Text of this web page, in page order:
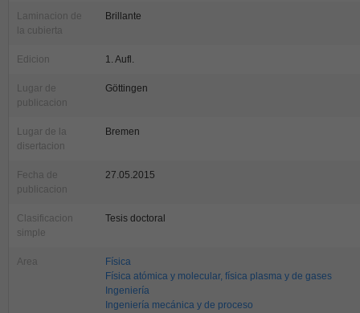
Laminacion de
la cubierta
Brillante
Edicion 1. Aufl.
Lugar de
publicacion
Göttingen
Lugar de la
disertacion
Bremen
Fecha de
publicacion
27.05.2015
Clasificacion
simple
Tesis doctoral
Area
Física
Física atómica y molecular, física plasma y de gases
Ingeniería
Ingeniería mecánica y de proceso